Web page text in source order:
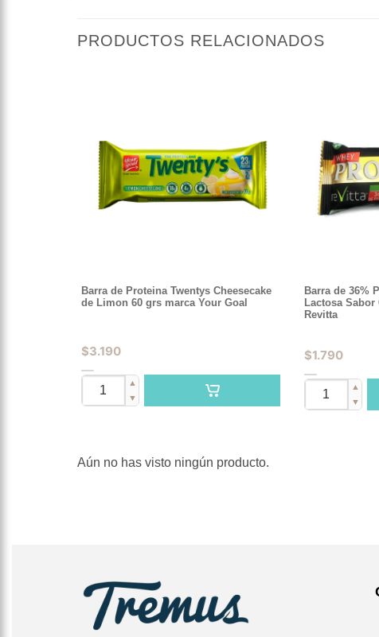
PRODUCTOS RELACIONADOS
Barra de Proteina Twentys Cheesecake
de Limon 60 grs marca Your Goal
$3.190
▲
▼
Barra de 36%
Lactosa
Revitta
$1.790
▲
▼
Aún no has visto ningún producto.